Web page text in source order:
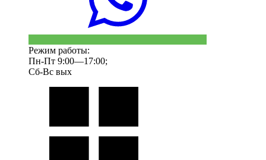
Режим работы:
Пн-Пт 9:00—17:00;
Сб-Вс вых